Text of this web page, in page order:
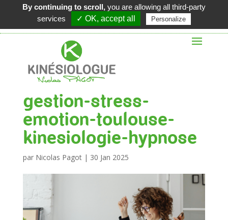
06 62 48 02 62
gestion-stress-
emotion-toulouse-
kinesiologie-hypnose
par Nicolas Pagot| 30 Jan 2025
By continuing to scroll,you are allowing all third-party
services
✓ OK, accept all Personalize